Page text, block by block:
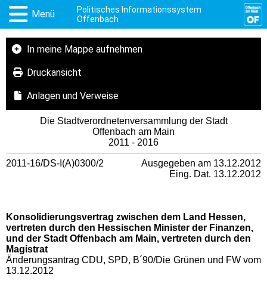
Menü
Politisches Informationssystem
Offenbach
In meine Mappe aufnehmen
Druckansicht
Anlagen und Verweise
Die Stadtverordnetenversammlung der Stadt
Offenbach am Main
2011 - 2016
2011-16/DS-I(A)0300/2
Ausgegeben am 13.12.2012
Eing. Dat. 13.12.2012
Konsolidierungsvertrag zwischen dem Land Hessen,
vertreten durch den Hessischen Minister der Finanzen,
und der Stadt Offenbach am Main, vertreten durch den
Magistrat
Änderungsantrag CDU, SPD, B´90/Die Grünen und FW vom
13.12.2012